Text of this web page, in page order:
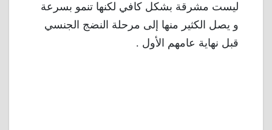
ليست مشرقة بشكل كافي لكنها تنمو بسرعة
و يصل الكثير منها إلى مرحلة النضج الجنسي
قبل نهاية عامهم الأول .